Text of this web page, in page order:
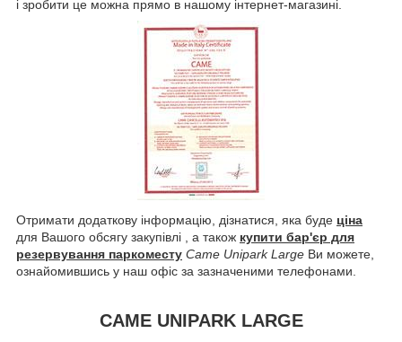
і зробити це можна прямо в нашому інтернет-магазині.
Отримати додаткову інформацію, дізнатися, яка буде ціна
для Вашого обсягу закупівлі , а також купити бар'єр для
резервування паркоместу Came Unipark Large Ви можете,
ознайомившись у наш офіс за зазначеними телефонами.
CAME UNIPARK LARGE